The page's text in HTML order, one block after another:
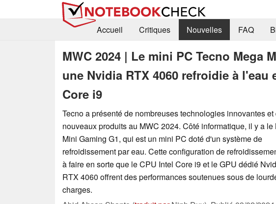
Accueil
Critiques Nouvelles FAQ
MWC 2024 | Le mini PC Tecno Mega
une Nvidia RTX 4060 refroidie à
Core i9
Tecno a présenté de nombreuses technologies innovantes et
nouveaux produits au MWC 2024. Côté informatique, il y a le
Mini Gaming G1, qui est un mini PC doté d'un système de
refroidissement par eau. Cette configuration de
à faire en sorte que le CPU Intel Core i9 et le GPU dédié
RTX 4060 offrent des performances soutenues sous de
charges.